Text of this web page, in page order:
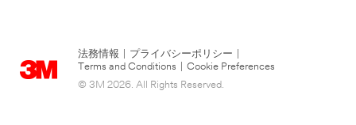
法務情報 プライバシーポリシー
Terms and Conditions
Cookie Preferences
© 3M 2026. All Rights Reserved.